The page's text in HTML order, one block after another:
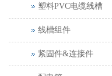
塑料PVC电缆线槽
线槽组件
紧固件&连接件